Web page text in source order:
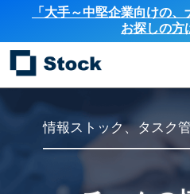
「大手～中堅企業向けの
お探しの方
情報ストック、タスク